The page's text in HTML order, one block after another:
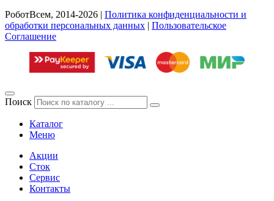
РоботВсем, 2014-2026 | Политика конфиденциальности и
обработки персональных данных | Пользовательское
Соглашение
Поиск
Каталог
Меню
Акции
Сток
Сервис
Контакты